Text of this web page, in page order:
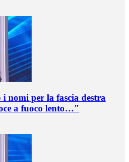
nomi per la fascia destra
a fuoco lento…"